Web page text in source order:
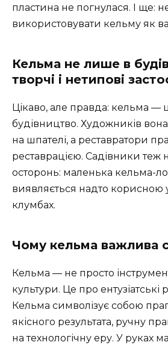
пластина не погнулася. І ще:
використовувати кельму як
Кельма не лише в
творчі і нетипові
Цікаво, але правда: кельма
будівництво. Художників
на шпателі, а реставратори
реставрацією. Садівники теж
осторонь: маленька кельма-
виявляється надто корисною
клумбах.
Чому кельма важлива
Кельма — не просто
культури. Це про ентузіатські
Кельма символізує собою
якісного результата, ручну
на технологічну еру. У руках